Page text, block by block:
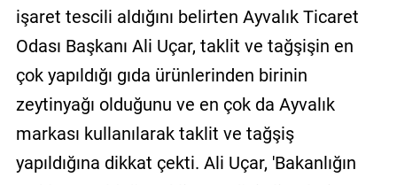
işaret tescili aldığını belirten Ayvalık Ticaret
Odası Başkanı Ali Uçar, taklit ve tağşişin en
çok yapıldığı gıda ürünlerinden birinin
zeytinyağı olduğunu ve en çok da Ayvalık
markası kullanılarak taklit ve tağşiş
yapıldığına dikkat çekti. Ali Uçar, 'Bakanlığın